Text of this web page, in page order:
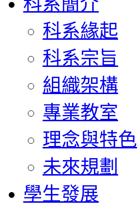
科系緣起
科系宗旨
組織架構
專業教室
理念與特色
未來規劃
學生發展